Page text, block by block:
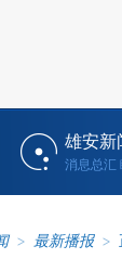
雄安新
消息总汇
> 最新播报 >